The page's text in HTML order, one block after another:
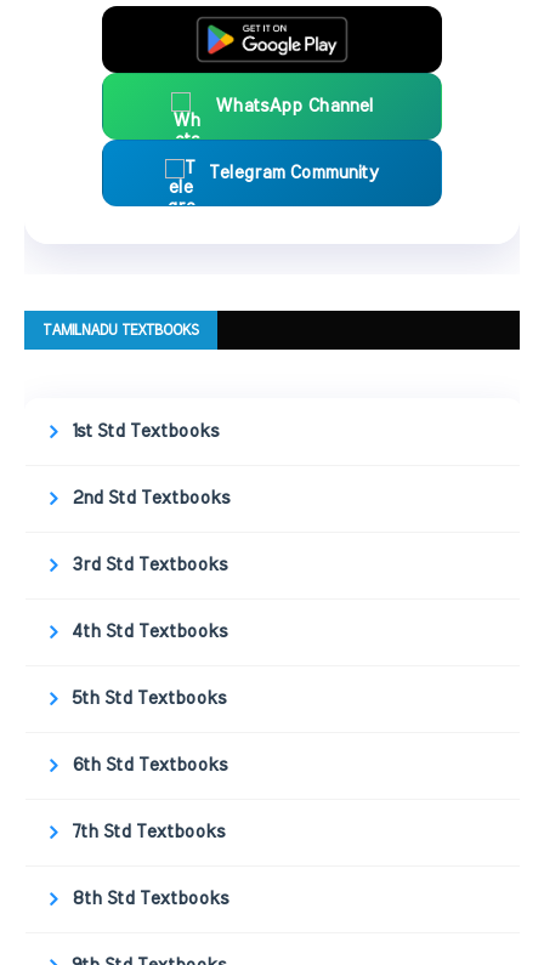
WhatsApp Channel
Telegram Community
TAMILNADU TEXTBOOKS
1st Std Textbooks
2nd Std Textbooks
3rd Std Textbooks
4th Std Textbooks
5th Std Textbooks
6th Std Textbooks
7th Std Textbooks
8th Std Textbooks